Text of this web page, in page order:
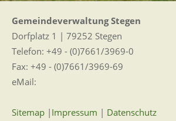
Gemeindeverwaltung Stegen
Dorfplatz 1 | 79252 Stegen
Telefon: +49 - (0)7661/3969-0
Fax: +49 - (0)7661/3969-69
eMail:
Sitemap | Impressum | Datenschutz